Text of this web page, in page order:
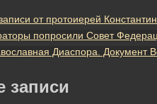
от протоиерей
попросили Совет
Диаспора. Документ
записи